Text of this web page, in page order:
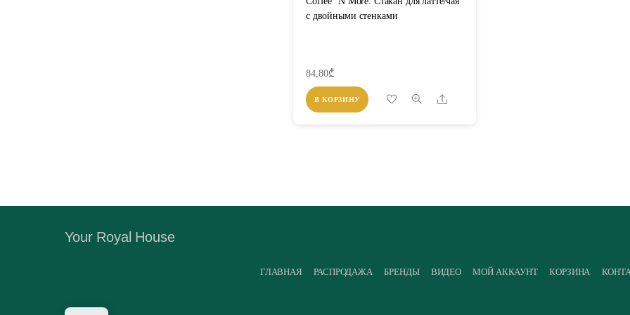
с двойными стенками
84,80₾
В КОРЗИНУ Share
Your Royal House
ГЛАВНАЯ РАСПРОДАЖА БРЕНДЫ ВИДЕО МОЙ АККАУНТ КОРЗИНА